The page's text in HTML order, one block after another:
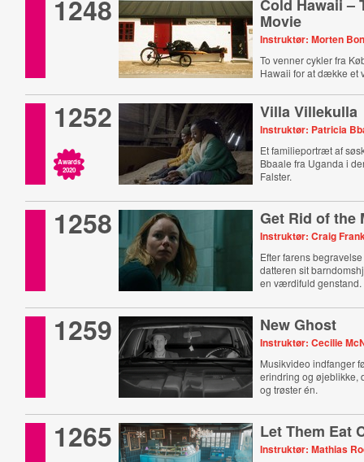
1248 Cold Hawaii –
Movie
Instruktør: Morten
To venner cykler fra
Hawaii for at dække et
1252
Awards
2020
Villa Villekulla
Instruktør: Patricia
Et familieportræt af
Bbaale fra Uganda i
Falster.
1258 Get Rid of the
Instruktør: Craig
Efter farens
datteren sit
en værdifuld genstand.
1259 New Ghost
Instruktør: Cecilie
Musikvideo indfanger
erindring og øjeblikke,
og trøster én.
1265 Let Them Eat
Instruktør: Mathias